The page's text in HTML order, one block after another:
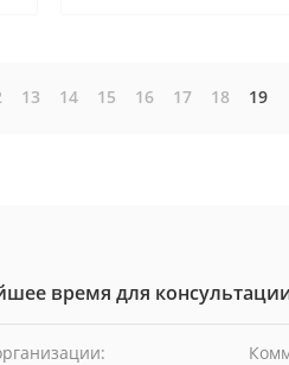
13 14 15 16 17 18 19
время для